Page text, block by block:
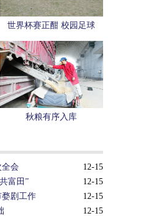
世界杯赛正酣 校园足球
更“热”
秋粮有序入库
12-15
全会
12-15
富田”
12-15
剧工作
12-15